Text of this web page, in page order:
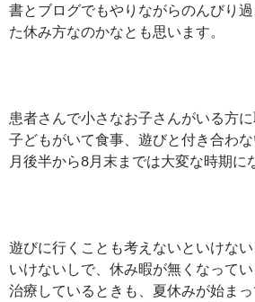
書とブログでもやりながらのんびり
た休み方なのかなとも思います。
患者さんで小さなお子さんがいる方に
子どもがいて食事、遊びと付き合わ
月後半から8月末までは大変な時期に
遊びに行くことも考えないといけな
いけないしで、休み暇が無くなってい
治療しているときも、夏休みが始ま